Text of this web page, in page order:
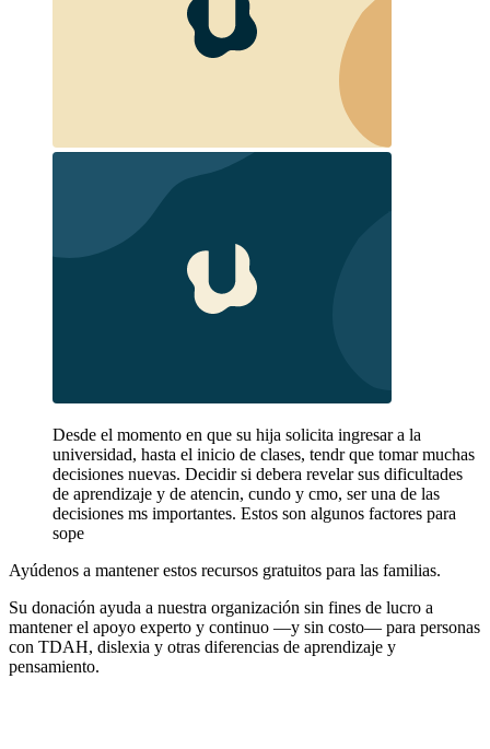
Desde el momento en que su hija solicita ingresar a la
universidad, hasta el inicio de clases, tendr que tomar muchas
decisiones nuevas. Decidir si debera revelar sus dificultades
de aprendizaje y de atencin, cundo y cmo, ser una de las
decisiones ms importantes. Estos son algunos factores para
sope
Ayúdenos a mantener estos recursos gratuitos para las familias.
Su donación ayuda a nuestra organización sin fines de lucro a
mantener el apoyo experto y continuo —y sin costo— para personas
con TDAH, dislexia y otras diferencias de aprendizaje y
pensamiento.